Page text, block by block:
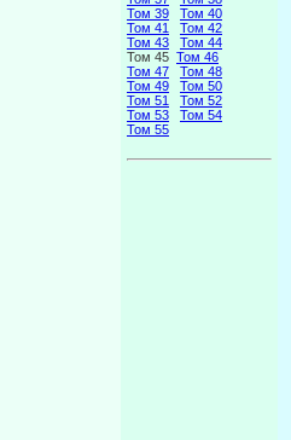
Том 39
Том 40
Том 41
Том 42
Том 43
Том 44
Том 45 Том 46
Том 47
Том 48
Том 49
Том 50
Том 51
Том 52
Том 53
Том 54
Том 55